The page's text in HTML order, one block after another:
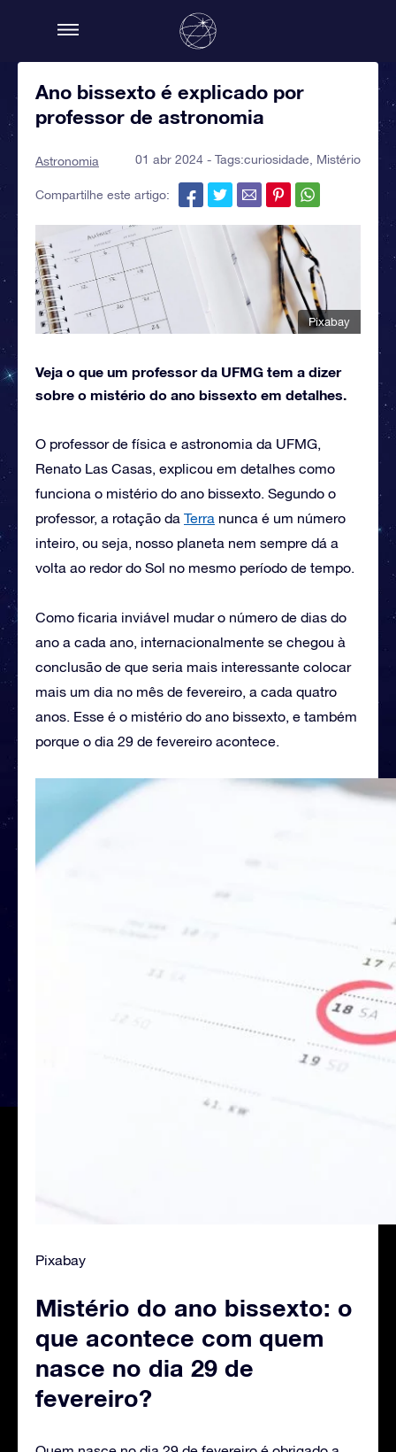
Ano bissexto é explicado por
professor de astronomia
Astronomia 01 abr 2024 - Tags:curiosidade Mistério
Compartilhe este artigo:
Pixabay
Veja o que um professor da UFMG tem a dizer
sobre o mistério do ano bissexto em detalhes.
O professor de física e astronomia da UFMG,
Renato Las Casas, explicou em detalhes como
funciona o mistério do ano bissexto. Segundo o
professor, a rotação da Terra nunca é um número
inteiro, ou seja, nosso planeta nem sempre dá a
volta ao redor do Sol no mesmo período de tempo.
Como ficaria inviável mudar o número de dias do
ano a cada ano, internacionalmente se chegou à
conclusão de que seria mais interessante colocar
mais um dia no mês de fevereiro, a cada quatro
anos. Esse é o mistério do ano bissexto, e também
porque o dia 29 de fevereiro acontece.
Pixabay
Mistério do ano bissexto: o
que acontece com quem
nasce no dia 29 de
fevereiro?